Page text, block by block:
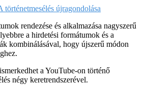
történetmesélés újragondolása
rendezése és alkalmazása nagyszerű
a hirdetési formátumok és a
kombinálásával, hogy újszerű módon
a YouTube-on történő
négy keretrendszerével.